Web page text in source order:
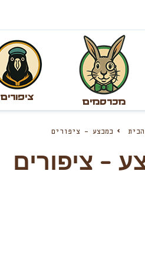
מכרסמים
ציפורים
הבית במבצע – ציפורים
– ציפורים